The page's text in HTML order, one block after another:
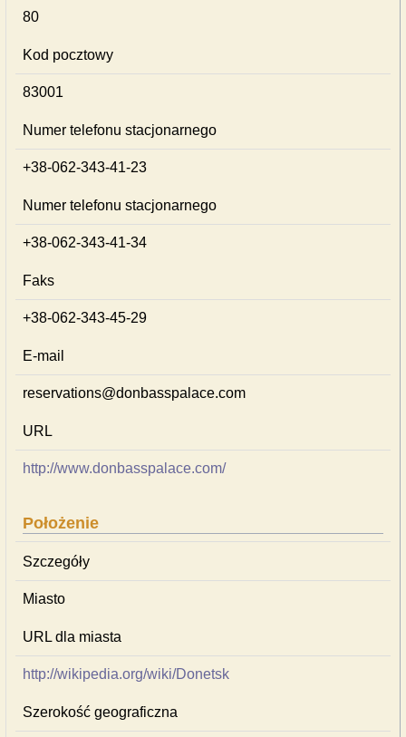
80
Kod pocztowy
83001
Numer telefonu stacjonarnego
+38-062-343-41-23
Numer telefonu stacjonarnego
+38-062-343-41-34
Faks
+38-062-343-45-29
E-mail
reservations@donbasspalace.com
URL
http://www.donbasspalace.com/
Położenie
Szczegóły
Miasto
URL dla miasta
http://wikipedia.org/wiki/Donetsk
Szerokość geograficzna